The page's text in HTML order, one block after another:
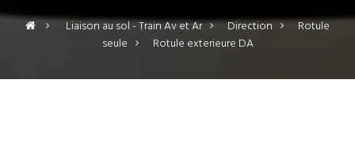
> Liaison au sol - Train Av et Ar > Direction >
Rotule
seule > Rotule exterieure DA